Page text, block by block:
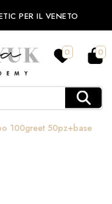
PER IL VENETO
0 0
100greet 50pz+base